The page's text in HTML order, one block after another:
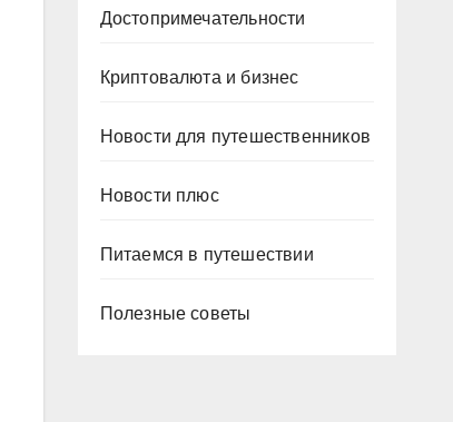
Достопримечательности
Криптовалюта и бизнес
Новости для путешественников
Новости плюс
Питаемся в путешествии
Полезные советы